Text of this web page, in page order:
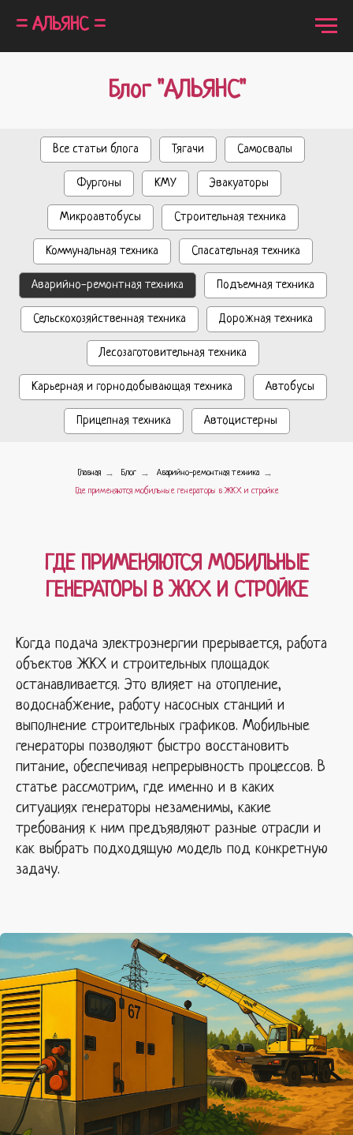
= АЛЬЯНС =
Блог "АЛЬЯНС"
Все статьи блога Тягачи Самосвалы
Фургоны КМУ Эвакуаторы
Микроавтобусы Строительная техника
Коммунальная техника Спасательная техника
Аварийно-ремонтная техника Подъемная техника
Сельскохозяйственная техника Дорожная техника
Лесозаготовительная техника
Карьерная и горнодобывающая техника Автобусы
Прицепная техника Автоцистерны
Главная → Блог → Аварийно-ремонтная техника →
Где применяются мобильные генераторы в ЖКХ и стройке
ГДЕ ПРИМЕНЯЮТСЯ МОБИЛЬНЫЕ
ГЕНЕРАТОРЫ В ЖКХ И СТРОЙКЕ
Когда подача электроэнергии прерывается, работа
объектов ЖКХ и строительных площадок
останавливается. Это влияет на отопление,
водоснабжение, работу насосных станций и
выполнение строительных графиков. Мобильные
генераторы позволяют быстро восстановить
питание, обеспечивая непрерывность процессов. В
статье рассмотрим, где именно и в каких
ситуациях генераторы незаменимы, какие
требования к ним предъявляют разные отрасли и
как выбрать подходящую модель под конкретную
задачу.